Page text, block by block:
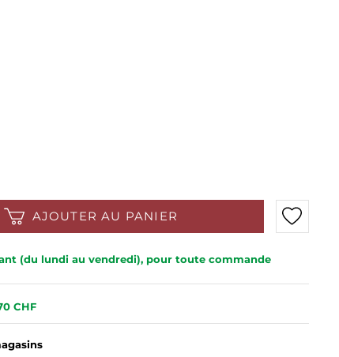
AJOUTER AU PANIER
(du lundi au vendredi), pour toute commande
CHF